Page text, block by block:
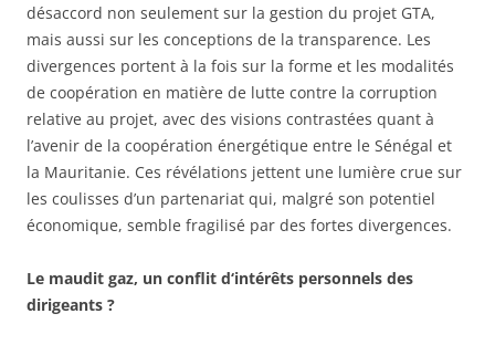
désaccord non seulement sur la gestion du projet GTA,
mais aussi sur les conceptions de la transparence. Les
divergences portent à la fois sur la forme et les modalités
de coopération en matière de lutte contre la corruption
relative au projet, avec des visions contrastées quant à
l’avenir de la coopération énergétique entre le Sénégal et
la Mauritanie. Ces révélations jettent une lumière crue sur
les coulisses d’un partenariat qui, malgré son potentiel
économique, semble fragilisé par des fortes divergences.
Le maudit gaz, un conflit d‘intérêts personnels des
dirigeants ?